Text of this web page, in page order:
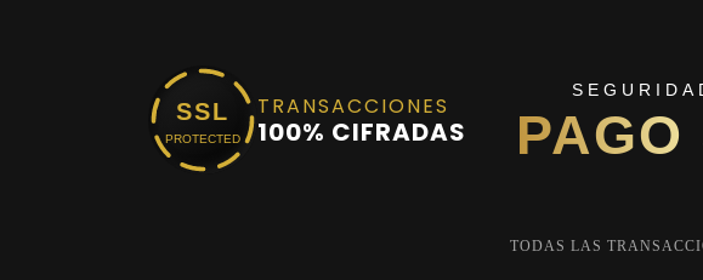
SSL
PROTECTED
TRANSACCIONES
100% CIFRADAS PAGO
TODAS LAS